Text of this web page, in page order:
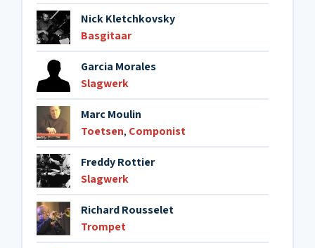
Nick Kletchkovsky
Basgitaar
Garcia Morales
Slagwerk
Marc Moulin
Toetsen, Componist
Freddy Rottier
Slagwerk
Richard Rousselet
Trompet